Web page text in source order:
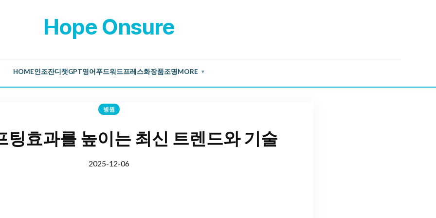
Hope Onsure
HOME인조잔디 챗GPT영어 푸드워드프레스화장품조명MORE ▼
병원
팅효과를 높이는 최신 트렌드와 기술
2025-12-06